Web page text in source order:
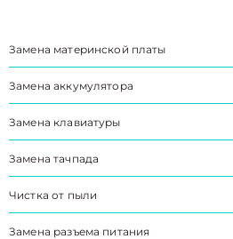
Замена материнской платы
Замена аккумулятора
Замена клавиатуры
Замена тачпада
Чистка от пыли
Замена разъема питания